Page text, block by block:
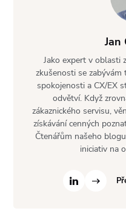
Jan
Jako expert v oblasti
zkušenosti se
spokojenosti a CX/EX
odvětví. Když
zákaznického servisu,
získávání cenných
Čtenářům našeho
iniciativ na